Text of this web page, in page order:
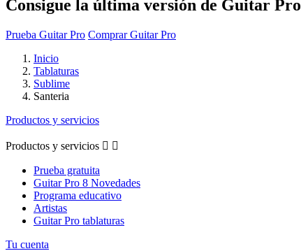
Consigue la última versión de Guitar Pro
Prueba Guitar Pro Comprar Guitar Pro
Inicio
Tablaturas
Sublime
Santeria
Productos y servicios
Productos y servicios  
Prueba gratuita
Guitar Pro 8 Novedades
Programa educativo
Artistas
Guitar Pro tablaturas
Tu cuenta